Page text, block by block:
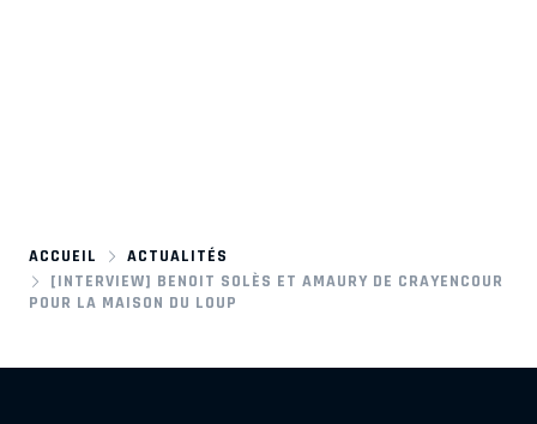
ACCUEIL
ACTUALITÉS
[INTERVIEW] BENOIT SOLÈS ET AMAURY DE CRAYENCOUR
POUR LA MAISON DU LOUP